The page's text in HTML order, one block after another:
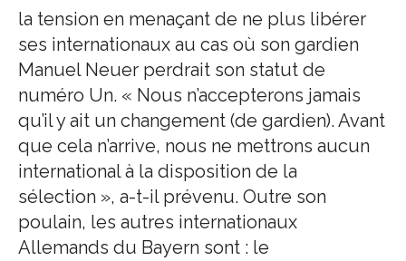
la tension en menaçant de ne plus libérer
ses internationaux au cas où son gardien
Manuel Neuer perdrait son statut de
numéro Un. « Nous n’accepterons jamais
qu’il y ait un changement (de gardien). Avant
que cela n’arrive, nous ne mettrons aucun
international à la disposition de la
sélection », a-t-il prévenu. Outre son
poulain, les autres internationaux
Allemands du Bayern sont : le